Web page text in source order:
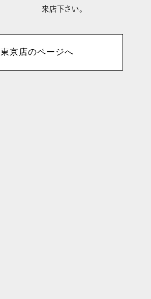
来店下さい。
東京店のページへ